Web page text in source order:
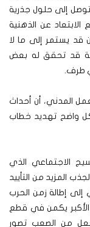
إلى حلول جذرية
الابتعاد عن الذهنية
قد يستمر إلى ما لا
قد تحقق له بعض
طرف.
المدني، أن أحداث
واضح تهديد خطاب
الاجتماعي الذي
المزيد من التأييد
إطالة زمن الحرب
الأكبر يكمن في قطع
من الصعب تصور